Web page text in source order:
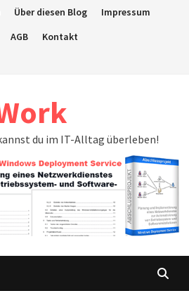
Über diesen Blog
Impressum
AGB
Kontakt
du im IT-Alltag überleben!